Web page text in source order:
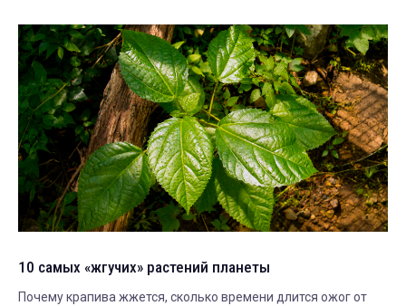
10 самых «жгучих» растений планеты
Почему крапива жжется, сколько времени длится ожог от